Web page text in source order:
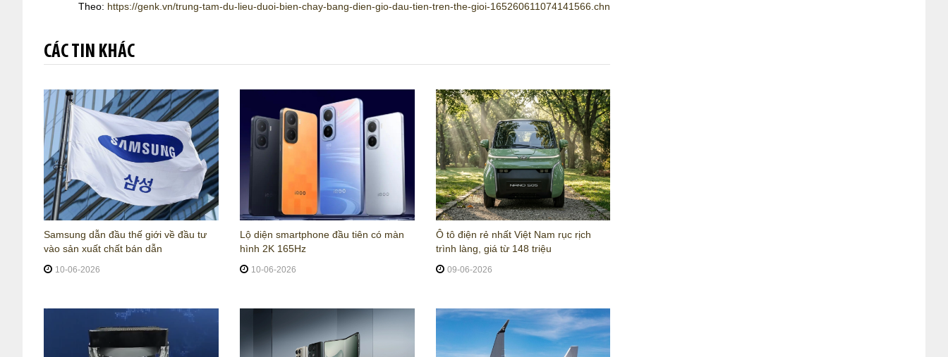
Theo: https://genk.vn/trung-tam-du-lieu-duoi-bien-chay-bang-dien-gio-dau-tien-tren-the-gioi-165260611074141566.chn
CÁC TIN KHÁC
Samsung dẫn đầu thế giới về đầu tư
vào sản xuất chất bán dẫn
10-06-2026
Lộ diện smartphone đầu tiên có màn
hình 2K 165Hz
10-06-2026
Ô tô điện rẻ nhất Việt Nam rục rịch
trình làng, giá từ 148 triệu
09-06-2026